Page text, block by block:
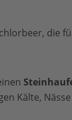
die
Kälte,